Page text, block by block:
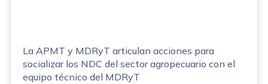
La APMT y MDRyT articulan acciones para
socializar los NDC del sector agropecuario con el
equipo técnico del MDRyT